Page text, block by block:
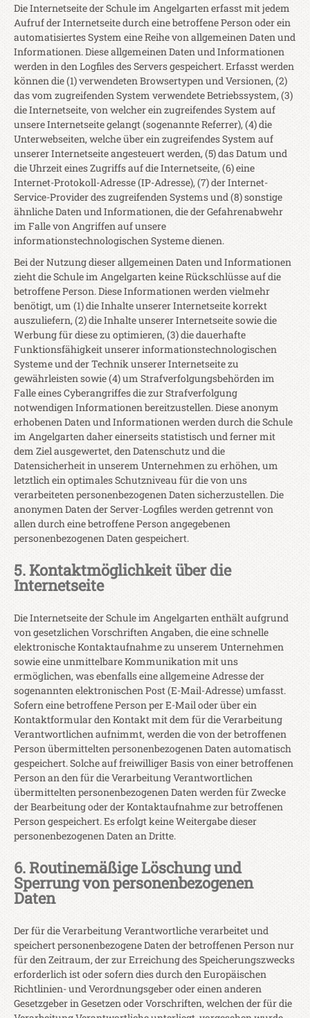
Die Internetseite der Schule im Angelgarten erfasst mit jedem
Aufruf der Internetseite durch eine betroffene Person oder ein
automatisiertes System eine Reihe von allgemeinen Daten und
Informationen. Diese allgemeinen Daten und Informationen
werden in den Logfiles des Servers gespeichert. Erfasst werden
können die (1) verwendeten Browsertypen und Versionen, (2)
das vom zugreifenden System verwendete Betriebssystem, (3)
die Internetseite, von welcher ein zugreifendes System auf
unsere Internetseite gelangt (sogenannte Referrer), (4) die
Unterwebseiten, welche über ein zugreifendes System auf
unserer Internetseite angesteuert werden, (5) das Datum und
die Uhrzeit eines Zugriffs auf die Internetseite, (6) eine
Internet-Protokoll-Adresse (IP-Adresse), (7) der Internet-
Service-Provider des zugreifenden Systems und (8) sonstige
ähnliche Daten und Informationen, die der Gefahrenabwehr
im Falle von Angriffen auf unsere
informationstechnologischen Systeme dienen.
Bei der Nutzung dieser allgemeinen Daten und Informationen
zieht die Schule im Angelgarten keine Rückschlüsse auf die
betroffene Person. Diese Informationen werden vielmehr
benötigt, um (1) die Inhalte unserer Internetseite korrekt
auszuliefern, (2) die Inhalte unserer Internetseite sowie die
Werbung für diese zu optimieren, (3) die dauerhafte
Funktionsfähigkeit unserer informationstechnologischen
Systeme und der Technik unserer Internetseite zu
gewährleisten sowie (4) um Strafverfolgungsbehörden im
Falle eines Cyberangriffes die zur Strafverfolgung
notwendigen Informationen bereitzustellen. Diese anonym
erhobenen Daten und Informationen werden durch die Schule
im Angelgarten daher einerseits statistisch und ferner mit
dem Ziel ausgewertet, den Datenschutz und die
Datensicherheit in unserem Unternehmen zu erhöhen, um
letztlich ein optimales Schutzniveau für die von uns
verarbeiteten personenbezogenen Daten sicherzustellen. Die
anonymen Daten der Server-Logfiles werden getrennt von
allen durch eine betroffene Person angegebenen
personenbezogenen Daten gespeichert.
5. Kontaktmöglichkeit über die
Internetseite
Die Internetseite der Schule im Angelgarten enthält aufgrund
von gesetzlichen Vorschriften Angaben, die eine schnelle
elektronische Kontaktaufnahme zu unserem Unternehmen
sowie eine unmittelbare Kommunikation mit uns
ermöglichen, was ebenfalls eine allgemeine Adresse der
sogenannten elektronischen Post (E-Mail-Adresse) umfasst.
Sofern eine betroffene Person per E-Mail oder über ein
Kontaktformular den Kontakt mit dem für die Verarbeitung
Verantwortlichen aufnimmt, werden die von der betroffenen
Person übermittelten personenbezogenen Daten automatisch
gespeichert. Solche auf freiwilliger Basis von einer betroffenen
Person an den für die Verarbeitung Verantwortlichen
übermittelten personenbezogenen Daten werden für Zwecke
der Bearbeitung oder der Kontaktaufnahme zur betroffenen
Person gespeichert. Es erfolgt keine Weitergabe dieser
personenbezogenen Daten an Dritte.
6. Routinemäßige Löschung und
Sperrung von personenbezogenen
Daten
Der für die Verarbeitung Verantwortliche verarbeitet und
speichert personenbezogene Daten der betroffenen Person nur
für den Zeitraum, der zur Erreichung des Speicherungszwecks
erforderlich ist oder sofern dies durch den Europäischen
Richtlinien- und Verordnungsgeber oder einen anderen
Gesetzgeber in Gesetzen oder Vorschriften, welchen der für die